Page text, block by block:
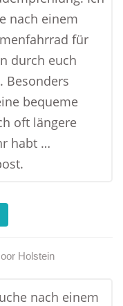
nach einem
für
durch euch
Besonders
bequeme
oft längere
habt …
Holstein
nach einem